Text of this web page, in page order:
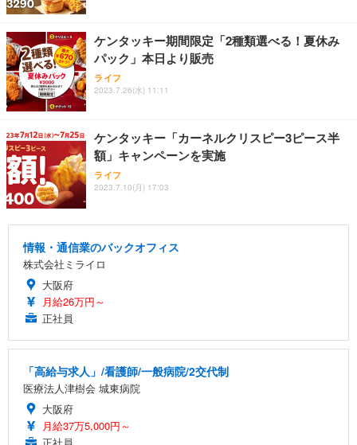
ケンタッキー期間限定「2種類選べる！夏休み
パック」本日より販売
ライフ
2023.7.26(水) 11:11
ケンタッキー「カーネルクリスピー3ピース半
額」キャンペーンを実施
ライフ
2023.7.10(月) 17:03
情報・通信業のバックオフィス
株式会社ミライロ
大阪府
月給26万円～
正社員
「高給与求人」/看護師/一般病院/2交代制
医療法人津樹会 城東病院
大阪府
月給37万5,000円～